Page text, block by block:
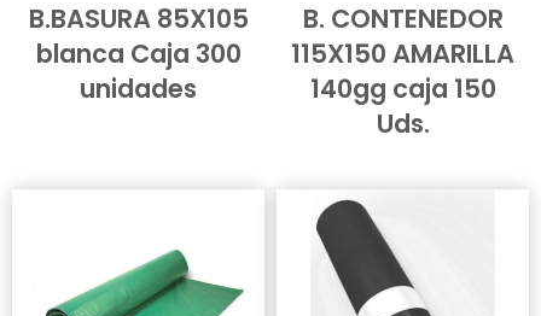
B.BASURA 85X105
blanca Caja 300
unidades
B. CONTENEDOR
115X150 AMARILLA
140gg caja 150
Uds.